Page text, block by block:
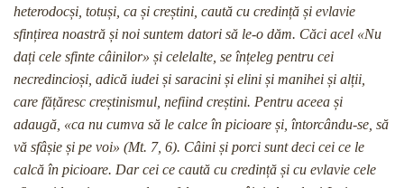
heterodocși, totuși, ca și creștini, caută cu credință și evlavie
sfințirea noastră și noi suntem datori să le-o dăm. Căci acel «Nu
dați cele sfinte câinilor» și celelalte, se înțeleg pentru cei
necredincioși, adică iudei și saracini și elini și manihei și alții,
care fățăresc creștinismul, nefiind creștini. Pentru aceea și
adaugă, «ca nu cumva să le calce în picioare și, întorcându-se, să
vă sfâșie și pe voi» (Mt. 7, 6). Câini și porci sunt deci cei ce le
calcă în picioare. Dar cei ce caută cu credință și cu evlavie cele